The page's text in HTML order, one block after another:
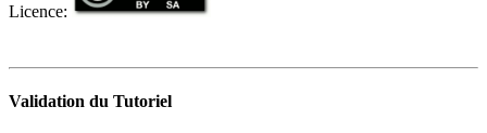
Licence:
Validation du Tutoriel